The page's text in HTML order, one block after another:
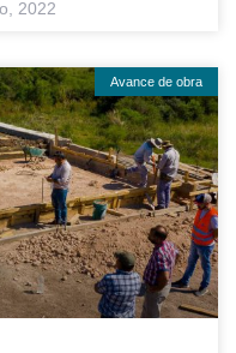
2022
Avance de obra